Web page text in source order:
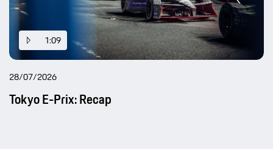
1:09
28/07/2026
Tokyo E-Prix: Recap